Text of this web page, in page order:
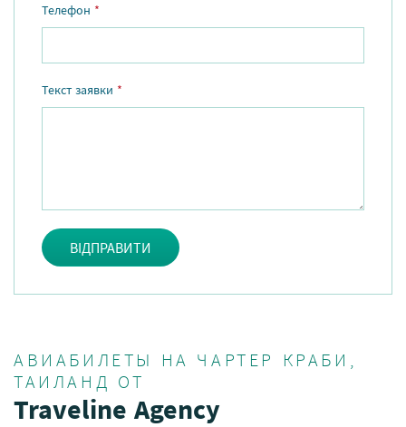
Телефон *
Текст заявки *
ВІДПРАВИТИ
АВИАБИЛЕТЫ НА ЧАРТЕР КРАБИ,
ТАИЛАНД ОТ
Traveline Agency